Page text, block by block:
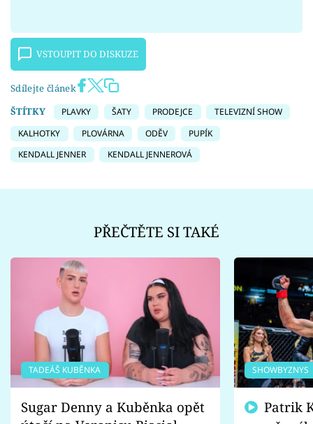
VSTOUPIT DO DISKUZE
Sdílejte článek
ŠTÍTKY
PLAVKY ŠATY PRODEJCE
TELEVIZNÍ SHOW
KALHOTKY
PLOVÁRNA ODĚV
PUPÍK
KENDALL JENNER
KENDALL JENNEROVÁ
PŘEČTĚTE SI TAKÉ
TADEÁŠ KUBĚNKA
Sugar Denny a Kuběnka opět
SHOWBYZNYS